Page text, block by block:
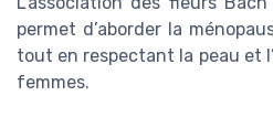
permet d’aborder la
tout en respectant la peau et
femmes.